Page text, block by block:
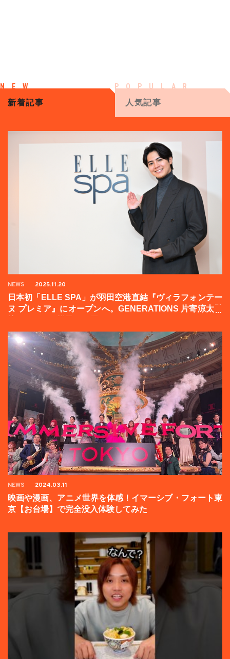
新着記事 人気記事
NEWS 2025.11.20
日本初「ELLE SPA」が羽田空港直結『ヴィラフォンテー
ヌ プレミア』にオープンへ。GENERATIONS 片寄涼太登
NEWS 2024.03.11
映画や漫画、アニメ世界を体感！イマーシブ・フォート東
京【お台場】で完全没入体験してみた